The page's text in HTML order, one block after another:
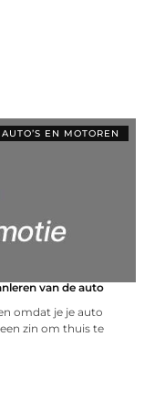
AUTO’S EN MOTOREN
van de auto
omdat je je auto
zin om thuis te